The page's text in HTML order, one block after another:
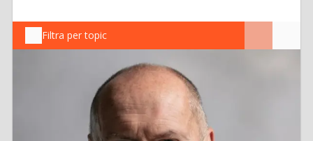
Filtra per topic